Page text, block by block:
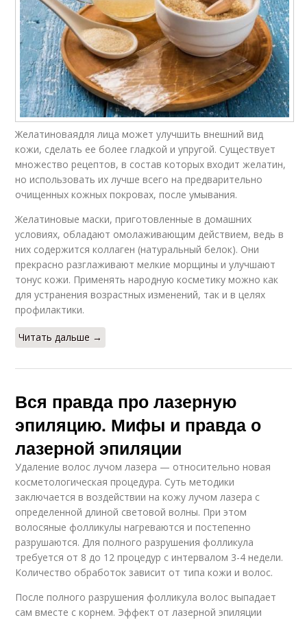
Желатиноваядля лица может улучшить внешний вид
кожи, сделать ее более гладкой и упругой. Существует
множество рецептов, в состав которых входит желатин,
но использовать их лучше всего на предварительно
очищенных кожных покровах, после умывания.
Желатиновые маски, приготовленные в домашних
условиях, обладают омолаживающим действием, ведь в
них содержится коллаген (натуральный белок). Они
прекрасно разглаживают мелкие морщины и улучшают
тонус кожи. Применять народную косметику можно как
для устранения возрастных изменений, так и в целях
профилактики.
Читать дальше →
Вся правда про лазерную
эпиляцию. Мифы и правда о
лазерной эпиляции
Удаление волос лучом лазера — относительно новая
косметологическая процедура. Суть методики
заключается в воздействии на кожу лучом лазера с
определенной длиной световой волны. При этом
волосяные фолликулы нагреваются и постепенно
разрушаются. Для полного разрушения фолликула
требуется от 8 до 12 процедур с интервалом 3-4 недели.
Количество обработок зависит от типа кожи и волос.
После полного разрушения фолликула волос выпадает
сам вместе с корнем. Эффект от лазерной эпиляции